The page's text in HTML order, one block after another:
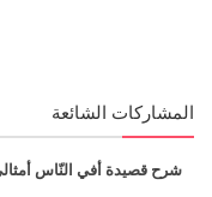
المشاركات الشائعة
شرح قصيدة أفي النّاس